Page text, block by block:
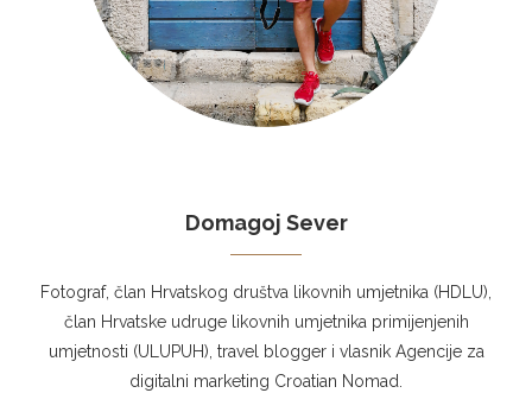
Domagoj Sever
Fotograf, član Hrvatskog društva likovnih umjetnika (HDLU),
član Hrvatske udruge likovnih umjetnika primijenjenih
umjetnosti (ULUPUH), travel blogger i vlasnik Agencije za
digitalni marketing Croatian Nomad.